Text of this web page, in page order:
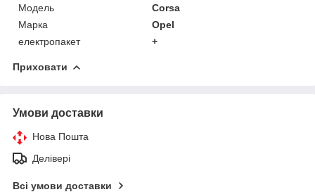
Модель
Corsa
Марка
Opel
електропакет
+
Приховати
Умови доставки
Нова Пошта
Делівері
Всі умови доставки